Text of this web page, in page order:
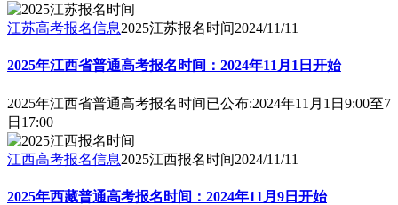
江苏高考报名信息2025江苏报名时间2024/11/11
2025年江西省普通高考报名时间：2024年11月1日开始
2025年江西省普通高考报名时间已公布:2024年11月1日9:00至7
日17:00
江西高考报名信息2025江西报名时间2024/11/11
2025年西藏普通高考报名时间：2024年11月9日开始